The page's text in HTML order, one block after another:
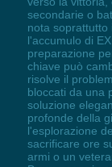
secondarie o
nota soprattutto
l'accumulo di
preparazione
chiave può
risolve il
bloccati da una
soluzione
profonde della
l'esplorazione
sacrificare ore
armi o un